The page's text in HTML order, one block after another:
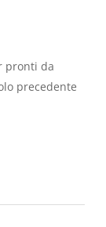
pronti da
precedente